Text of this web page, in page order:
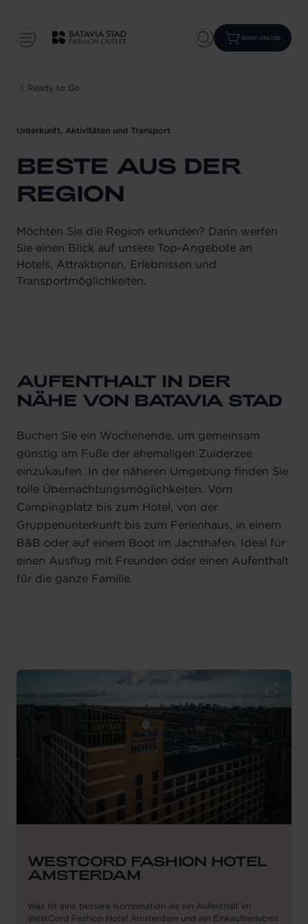
SHOP ONLINE
Ready to Go
Unterkunft, Aktivitäten und Transport
BESTE AUS DER
REGION
Möchten Sie die Region erkunden? Dann werfen
Sie einen Blick auf unsere Top-Angebote an
Hotels, Attraktionen, Erlebnissen und
Transportmöglichkeiten.
AUFENTHALT IN DER
NÄHE VON BATAVIA STAD
Buchen Sie ein Wochenende, um gemeinsam
günstig am Fuße der ehemaligen Zuiderzee
einzukaufen. In der näheren Umgebung finden Sie
tolle Übernachtungsmöglichkeiten. Vom
Campingplatz bis zum Hotel, von der
Gruppenunterkunft bis zum Ferienhaus, in einem
B&B oder auf einem Boot im Jachthafen. Ideal für
einen Ausflug mit Freunden oder einen Aufenthalt
für die ganze Familie.
WESTCORD FASHION HOTEL
AMSTERDAM
Was ist eine bessere Kombination als ein Aufenthalt im
WestCord Fashion Hotel Amsterdam und ein Einkaufserlebnis